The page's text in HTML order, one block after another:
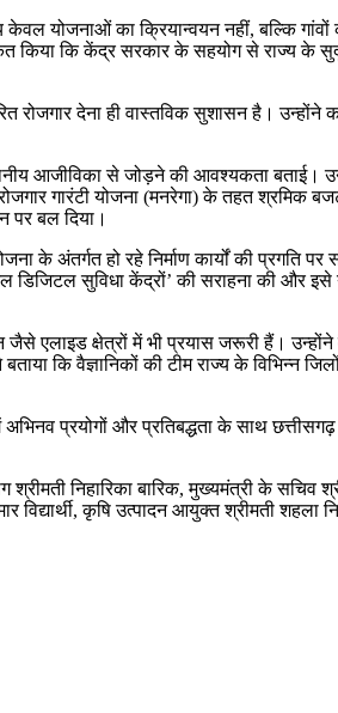
योजनाओं का क्रियान्वयन नहीं, बल्कि
किया कि केंद्र सरकार के सहयोग से राज्य के
देना ही वास्तविक सुशासन है। उन्होंने
आजीविका से जोड़ने की आवश्यकता बताई।
गारंटी योजना (मनरेगा) के तहत श्रमिक
पर बल दिया।
के अंतर्गत हो रहे निर्माण कार्यों की प्रगति
डिजिटल सुविधा केंद्रों’ की सराहना की और इसे
एलाइड क्षेत्रों में भी प्रयास जरूरी हैं। उन्होंने
कि वैज्ञानिकों की टीम राज्य के विभिन्न
प्रयोगों और प्रतिबद्धता के साथ
निहारिका बारिक, मुख्यमंत्री के सचिव
कृषि उत्पादन आयुक्त श्रीमती शहला